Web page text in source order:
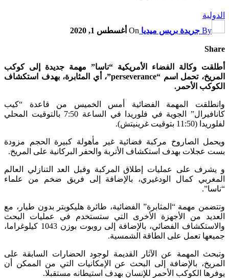
الدولية
By جريدة بريس ميديا On أغسطس 1, 2020
Share
أطلقت وكالة الفضاء الأمريكية “ناسا” مهمة جديدة إلى كوكب
المريخ، تحمل اسم “perseverance”، أي المثابرة، بهدف استكشاف
الكوكب الأحمر.
وانطلقت المهمة الفضائية أمس الخميس من قاعدة “كيب
كانافيرال” الجوية في فلوريدا في الساعة 7:50 بالتوقيت المحلي
لفلوريدا (11:50 بتوقيت غرينيتش).
ويحمل الصاروخ مركبة فضائية غير مأهولة كبيرة الحجم مزودة
بست عجلات بهدف استكشاف الأتربة والحفر البركانية على المريخ.
و يشرف على عمليات إطلاق المركبة وقبل العد التنازلي العالم
المغربي كمال الودغيري، بالإضافة إلى فريق ضخم من علماء
“ناسا”.
وتتضمن مهمة “المثابرة” الفضائية، طائرة هليكوبتر بدون طيار، مع
العديد من الأجهزة الأخرى التي ستستخدم في عمليات البحث
والاستكشاف الفضائي، بالإضافة إلى روبوت بوزن 1043 كيلوغراما،
جميعها تعمل على الطاقة الشمسية.
وتبحث المهمة عن الآثار القديمة لوجود الحضارات السابقة على
المريخ، بالإضافة إلى البحث عن الإمكانيات التي من الممكن أن
يوفرها الكوكب الأحمر للإنسان بهدف استيطانه مستقبلا.